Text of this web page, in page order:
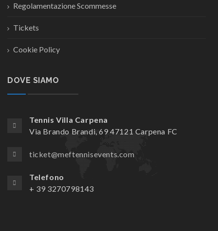
Regolamentazione Scommesse
Tickets
Cookie Policy
DOVE SIAMO
Tennis Villa Carpena
Via Brando Brandi, 69 47121 Carpena FC
ticket@meftennisevents.com
Telefono
+ 39 3270798143